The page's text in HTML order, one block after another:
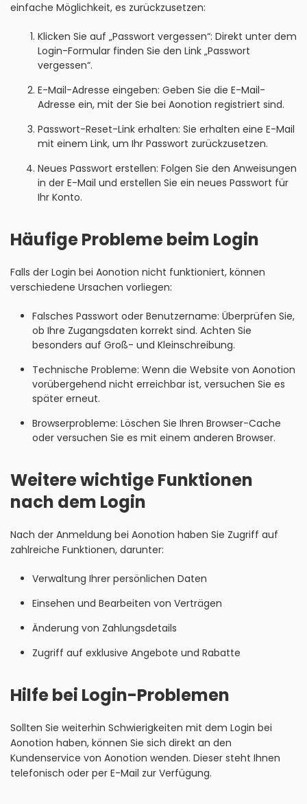
einfache Möglichkeit, es zurückzusetzen:
Klicken Sie auf „Passwort vergessen“: Direkt unter dem
Login-Formular finden Sie den Link „Passwort
vergessen“.
E-Mail-Adresse eingeben: Geben Sie die E-Mail-
Adresse ein, mit der Sie bei Aonotion registriert sind.
Passwort-Reset-Link erhalten: Sie erhalten eine E-Mail
mit einem Link, um Ihr Passwort zurückzusetzen.
Neues Passwort erstellen: Folgen Sie den Anweisungen
in der E-Mail und erstellen Sie ein neues Passwort für
Ihr Konto.
Häufige Probleme beim Login
Falls der Login bei Aonotion nicht funktioniert, können
verschiedene Ursachen vorliegen:
Falsches Passwort oder Benutzername: Überprüfen Sie,
ob Ihre Zugangsdaten korrekt sind. Achten Sie
besonders auf Groß- und Kleinschreibung.
Technische Probleme: Wenn die Website von Aonotion
vorübergehend nicht erreichbar ist, versuchen Sie es
später erneut.
Browserprobleme: Löschen Sie Ihren Browser-Cache
oder versuchen Sie es mit einem anderen Browser.
Weitere wichtige Funktionen
nach dem Login
Nach der Anmeldung bei Aonotion haben Sie Zugriff auf
zahlreiche Funktionen, darunter:
Verwaltung Ihrer persönlichen Daten
Einsehen und Bearbeiten von Verträgen
Änderung von Zahlungsdetails
Zugriff auf exklusive Angebote und Rabatte
Hilfe bei Login-Problemen
Sollten Sie weiterhin Schwierigkeiten mit dem Login bei
Aonotion haben, können Sie sich direkt an den
Kundenservice von Aonotion wenden. Dieser steht Ihnen
telefonisch oder per E-Mail zur Verfügung.